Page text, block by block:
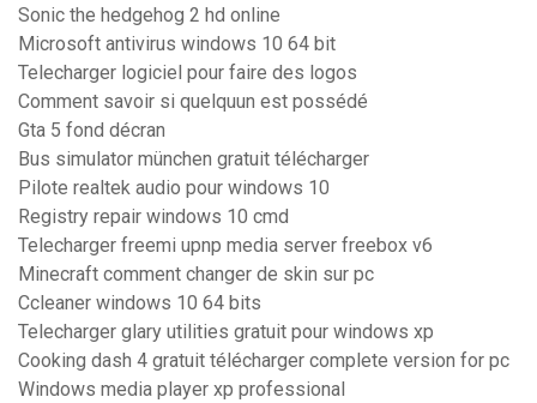
Sonic the hedgehog 2 hd online
Microsoft antivirus windows 10 64 bit
Telecharger logiciel pour faire des logos
Comment savoir si quelquun est possédé
Gta 5 fond décran
Bus simulator münchen gratuit télécharger
Pilote realtek audio pour windows 10
Registry repair windows 10 cmd
Telecharger freemi upnp media server freebox v6
Minecraft comment changer de skin sur pc
Ccleaner windows 10 64 bits
Telecharger glary utilities gratuit pour windows xp
Cooking dash 4 gratuit télécharger complete version for pc
Windows media player xp professional